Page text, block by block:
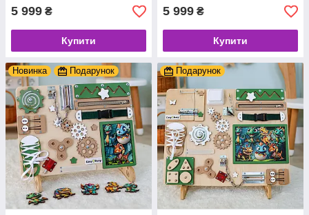
5 999 ₴
Купити
5 999 ₴
Купити
Новинка Подарунок Подарунок